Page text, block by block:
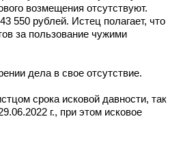
возмещения отсутствуют.
550 рублей. Истец полагает, что
за пользование чужими
дела в свое отсутствие.
срока исковой давности, так
г., при этом исковое